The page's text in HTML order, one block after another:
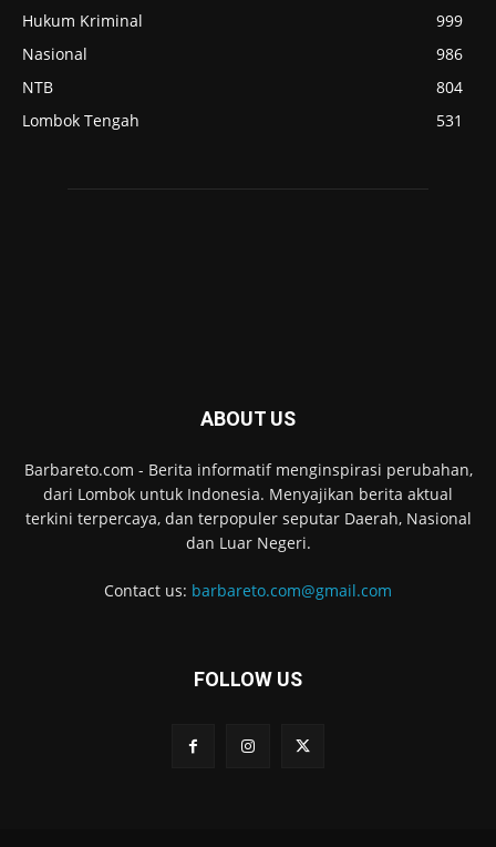
Hukum Kriminal
999
Nasional
986
NTB
804
Lombok Tengah
531
ABOUT US
Barbareto.com - Berita informatif menginspirasi perubahan,
dari Lombok untuk Indonesia. Menyajikan berita aktual
terkini terpercaya, dan terpopuler seputar Daerah, Nasional
dan Luar Negeri.
Contact us: barbareto.com@gmail.com
FOLLOW US